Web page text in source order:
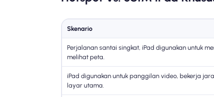
Skenario
Perjalanan santai singkat, iPad digunakan untuk
melihat peta.
iPad digunakan untuk panggilan video, bekerja
layar utama.